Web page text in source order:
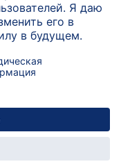
посредством